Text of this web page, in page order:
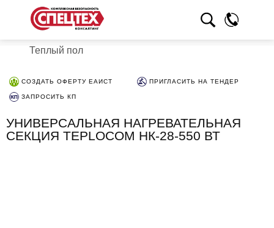
Теплый пол
СОЗДАТЬ ОФЕРТУ ЕАИСТ ПРИГЛАСИТЬ НА ТЕНДЕР
ЗАПРОСИТЬ КП
УНИВЕРСАЛЬНАЯ НАГРЕВАТЕЛЬНАЯ
СЕКЦИЯ TEPLOCOM НК-28-550 ВТ